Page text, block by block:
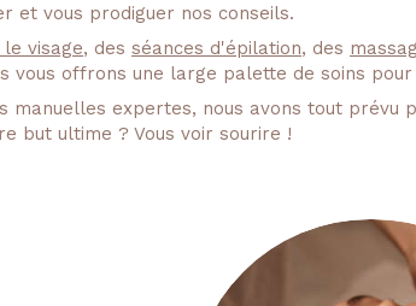
et vous prodiguer nos conseils.
visage, des séances d'épilation, des
vous offrons une large palette de soins
manuelles expertes, nous avons tout prévu
but ultime ? Vous voir sourire !